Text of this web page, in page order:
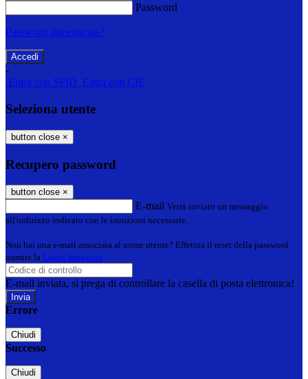
Password
Password dimenticata?
-
Entra con SPID Entra con CIE
Seleziona utente
button close ×
Recupero password
button close ×
E-mail Verrà inviato un messaggio
all'indirizzo indicato con le istruzioni necessarie.
Non hai una e-mail associata al nome utente? Effettua il reset della password
tramite la Login Spaggiari
E-mail inviata, si prega di controllare la casella di posta elettronica!
Errore
Chiudi
Successo
Chiudi